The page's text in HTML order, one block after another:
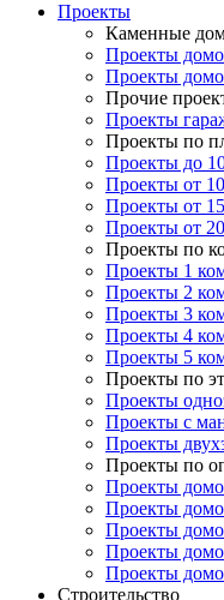
Проекты
Каменные
Проекты
Проекты
Прочие
Проекты
Проекты по
Проекты до
Проекты от
Проекты от
Проекты от
Проекты по
Проекты 1
Проекты 2
Проекты 3
Проекты 4
Проекты 5
Проекты по
Проекты
Проекты с
Проекты
Проекты по
Проекты
Проекты
Проекты
Проекты
Проекты
Строительство